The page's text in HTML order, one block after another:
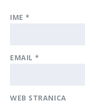
IME*
EMAIL*
WEB STRANICA